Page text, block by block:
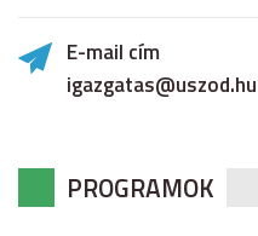
E-mail cím
igazgatas@uszod.hu
PROGRAMOK